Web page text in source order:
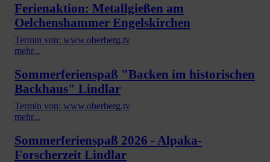
Ferienaktion: Metallgießen am
Oelchenshammer Engelskirchen
Termin von: www.oberberg.tv
mehr...
Sommerferienspaß "Backen im historischen
Backhaus" Lindlar
Termin von: www.oberberg.tv
mehr...
Sommerferienspaß 2026 - Alpaka-
Forscherzeit Lindlar